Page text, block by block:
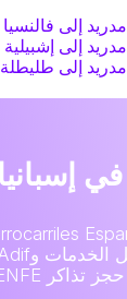
مدريد إلى فالنسيا
مدريد إلى إشبيلية
مدريد إلى طليطلة